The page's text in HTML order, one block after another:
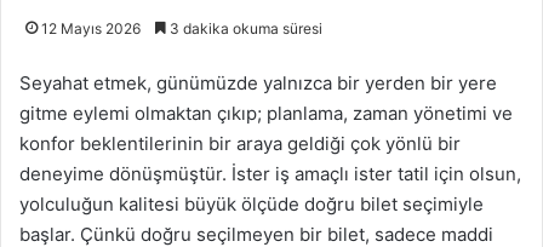
12 Mayıs 2026 3 dakika okuma süresi
Seyahat etmek, günümüzde yalnızca bir yerden bir yere
gitme eylemi olmaktan çıkıp; planlama, zaman yönetimi ve
konfor beklentilerinin bir araya geldiği çok yönlü bir
deneyime dönüşmüştür. İster iş amaçlı ister tatil için olsun,
yolculuğun kalitesi büyük ölçüde doğru bilet seçimiyle
başlar. Çünkü doğru seçilmeyen bir bilet, sadece maddi